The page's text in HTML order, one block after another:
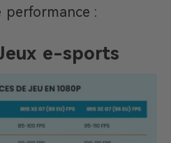
performance :
e-sports